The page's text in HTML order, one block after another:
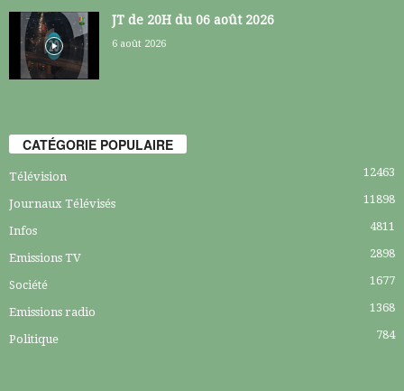
JT de 20H du 06 août 2026
6 août 2026
CATÉGORIE POPULAIRE
Télévision 12463
Journaux Télévisés 11898
Infos 4811
Emissions TV 2898
Société 1677
Emissions radio 1368
Politique 784